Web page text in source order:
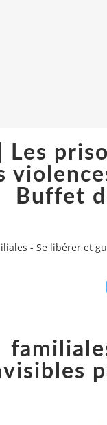
Les
Buffet
- Se libérer et